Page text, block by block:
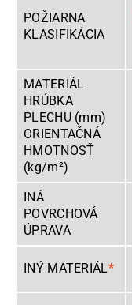
POŽIARNA
KLASIFIKÁCIA
MATERIÁL
HRÚBKA
PLECHU (mm)
ORIENTAČNÁ
HMOTNOSŤ
(kg/m²)
INÁ
POVRCHOVÁ
ÚPRAVA
INÝ MATERIÁL*